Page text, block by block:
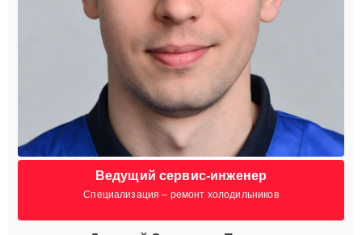
Ведущий сервис-инженер
Специализация – ремонт холодильников